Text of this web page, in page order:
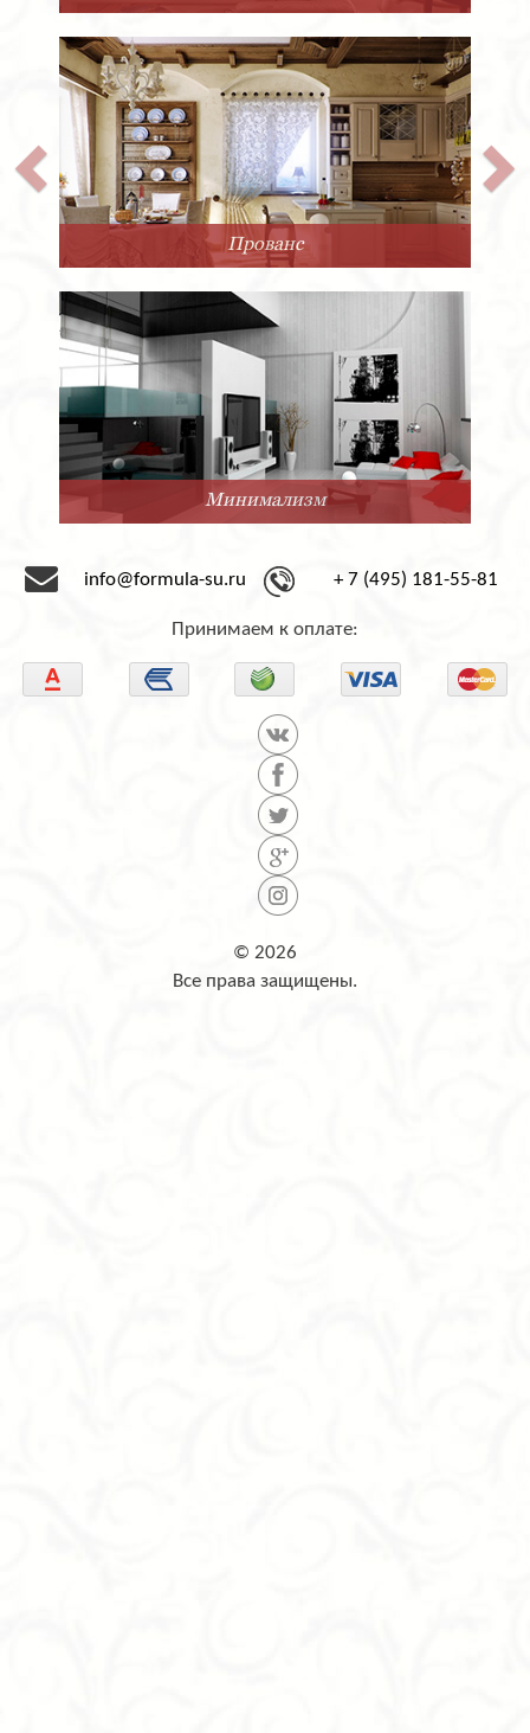
Прованс
Минимализм
info@formula-su.ru + 7 (495) 181-55-81
Принимаем к оплате:
© 2026
Все права защищены.